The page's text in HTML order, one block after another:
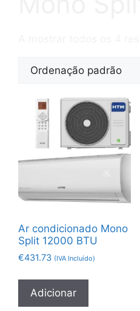
Ar condicionado Mono
Split 12000 BTU
€431.73 (IVA Incluído)
Adicionar